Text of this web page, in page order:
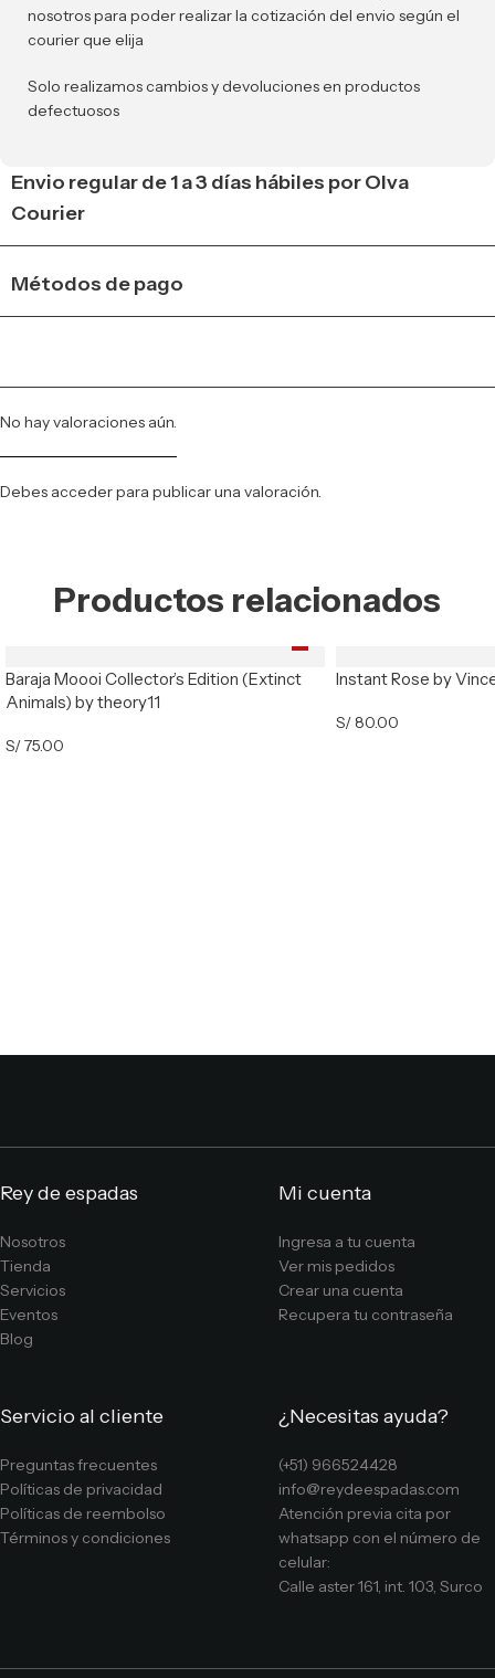
nosotros para poder realizar la cotización del envio según el
courier que elija
Solo realizamos cambios y devoluciones en productos
defectuosos
Envio regular de 1 a 3 días hábiles por Olva
Courier
Métodos de pago
No hay valoraciones aún.
Debes accederpara publicar una valoración.
Productos relacionados
Baraja Moooi Collector’s Edition (Extinct
Animals) by theory11
S/75.00
Instant Rose by
S/80.00
Rey de espadas
Nosotros
Tienda
Servicios
Eventos
Blog
Mi cuenta
Ingresa a tu cuenta
Ver mis pedidos
Crear una cuenta
Recupera tu contraseña
Servicio al cliente
Preguntas frecuentes
Políticas de privacidad
Políticas de reembolso
Términos y condiciones
¿Necesitas ayuda?
(+51) 966524428
info@reydeespadas.com
Atención previa cita por
whatsapp con el número de
celular:
Calle aster 161, int. 103, Surco